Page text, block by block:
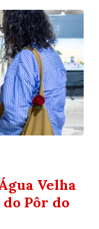
Velha
Pôr do